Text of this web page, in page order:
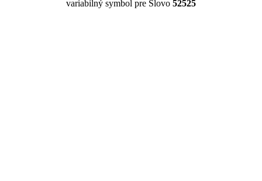
variabilný symbol pre Slovo 52525